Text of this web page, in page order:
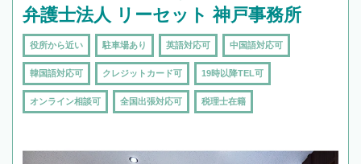
弁護士法人 リーセット 神戸事務所
役所から近い 駐車場あり 英語対応可 中国語対応可
韓国語対応可 クレジットカード可 19時以降TEL可
オンライン相談可 全国出張対応可 税理士在籍